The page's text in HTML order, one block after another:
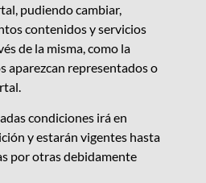
pudiendo cambiar,
contenidos y servicios
de la misma, como la
aparezcan representados o
condiciones irá en
y estarán vigentes hasta
por otras debidamente